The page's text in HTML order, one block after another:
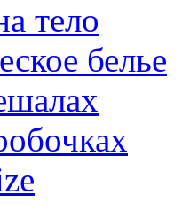
тело
белье